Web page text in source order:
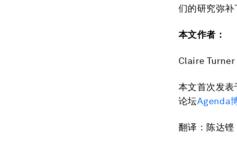
们的研究弥补
本文作者：
Claire Turner
本文首次发表
论坛Agenda
翻译：陈达铿